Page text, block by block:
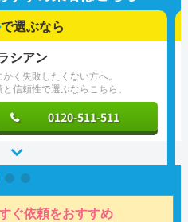
で選ぶなら
かく失敗したくない方へ。
と信頼性で選ぶならこちら。
シアン
0120-511-511
ぐ依頼をおすすめ